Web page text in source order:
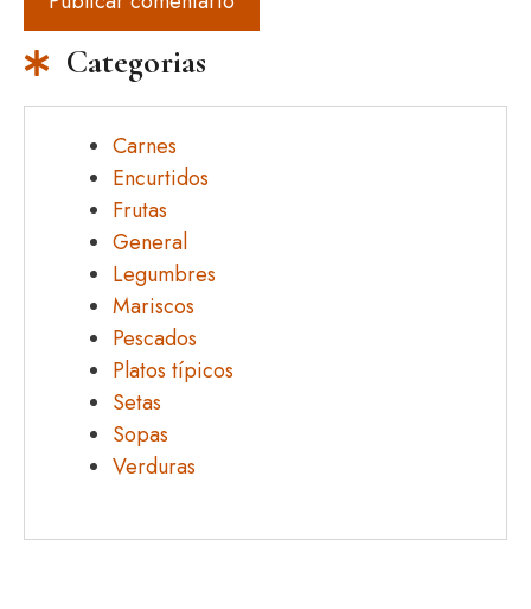
Categorias
Carnes
Encurtidos
Frutas
General
Legumbres
Mariscos
Pescados
Platos típicos
Setas
Sopas
Verduras